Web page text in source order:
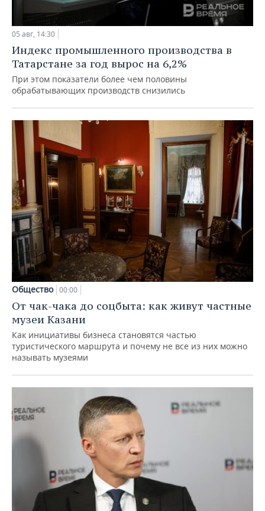
05 авг, 14:30
Индекс промышленного производства в
Татарстане за год вырос на 6,2%
При этом показатели более чем половины
обрабатывающих производств снизились
Общество 00:00
От чак-чака до соцбыта: как живут частные
музеи Казани
Как инициативы бизнеса становятся частью
туристического маршрута и почему не все из них можно
называть музеями